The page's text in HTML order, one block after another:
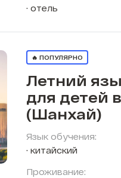
отель
🔥 ПОПУЛЯРНО
Летний
для детей
(Шанхай)
Язык обучения:
китайский
Проживание: